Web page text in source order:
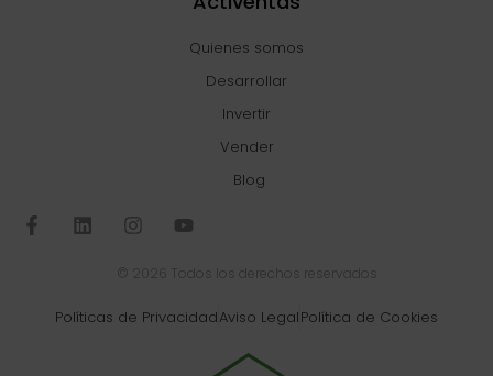
Quienes somos
Desarrollar
Invertir
Vender
Blog
© 2026 Todos los derechos reservados
Políticas de PrivacidadAviso LegalPolítica de Cookies